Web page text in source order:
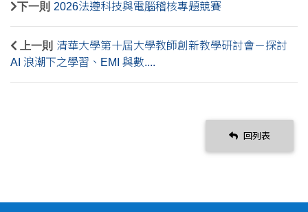
下一則 2026法遵科技與電腦稽核專題競賽
上一則 清華大學第十屆大學教師創新教學研討會－探討
AI 浪潮下之學習、EMI 與數....
回列表